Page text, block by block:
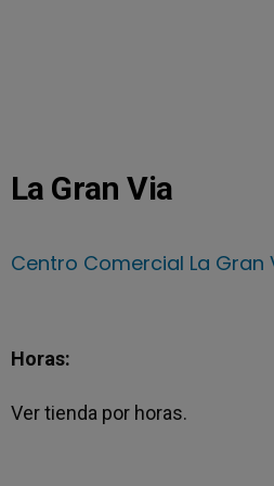
La Gran Via
Centro Comercial La Gran
Horas:
Ver tienda por horas.